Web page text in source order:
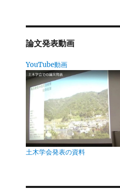
論文発表動画
YouTube動画
土木学会発表の資料